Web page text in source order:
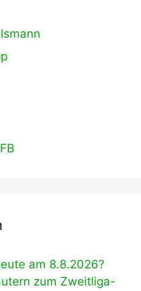
am 8.8.2026?
zum Zweitliga-